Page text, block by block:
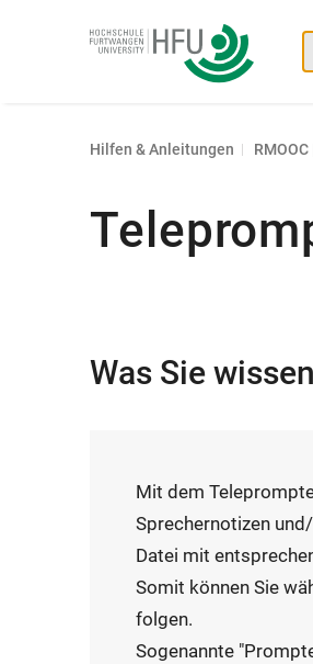
Hochschule
Furtwangen
Hilfen & Anleitungen
Was Sie
Mit dem
Sprechernotizen
Datei mit
Somit können Sie
folgen.
Sogenannte